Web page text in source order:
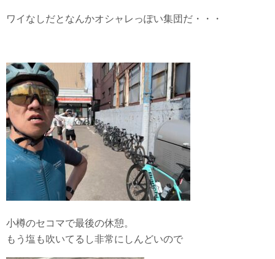
ワイなしだとなんかオシャレっぽい集団だ・・・
小樽のセコマで最後の休憩。
もう塩も吹いてるし非常にしんどいので